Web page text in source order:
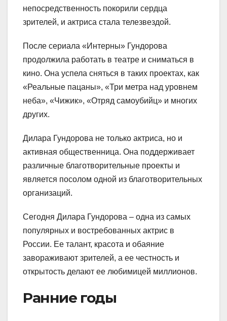
непосредственность покорили сердца
зрителей, и актриса стала телезвездой.
После сериала «Интерны» Гундорова
продолжила работать в театре и сниматься в
кино. Она успела сняться в таких проектах, как
«Реальные пацаны», «Три метра над уровнем
неба», «Чижик», «Отряд самоубийц» и многих
других.
Дилара Гундорова не только актриса, но и
активная общественница. Она поддерживает
различные благотворительные проекты и
является посолом одной из благотворительных
организаций.
Сегодня Дилара Гундорова – одна из самых
популярных и востребованных актрис в
России. Ее талант, красота и обаяние
завораживают зрителей, а ее честность и
открытость делают ее любимицей миллионов.
Ранние годы